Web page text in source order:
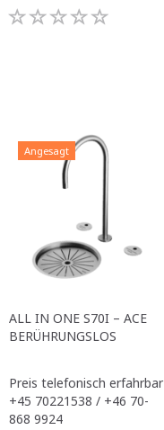
Angesagt
ALL IN ONE S70I – ACE
BERÜHRUNGSLOS
Preis telefonisch erfahrbar
+45 70221538 / +46 70-
868 9924